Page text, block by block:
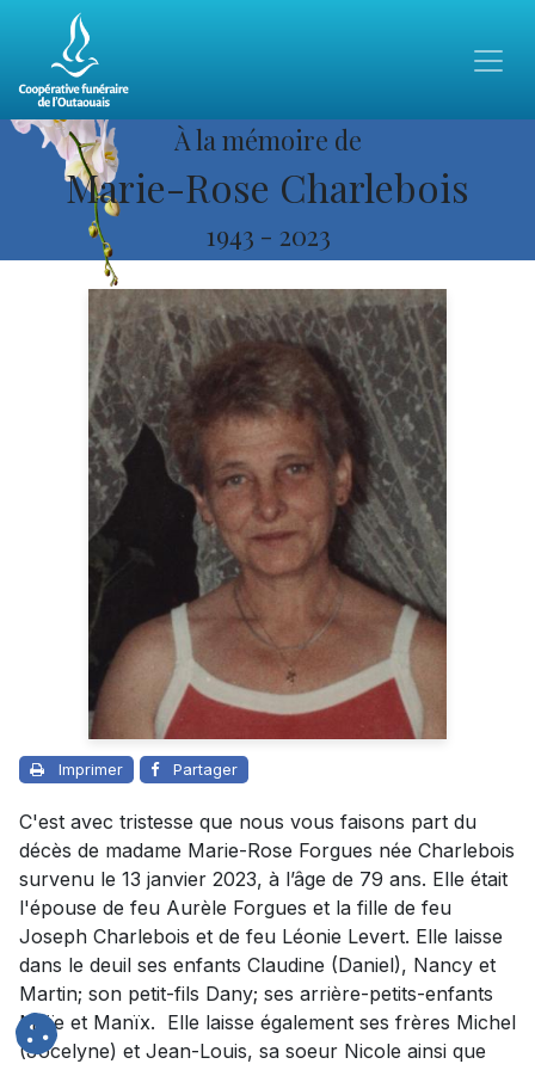
À la mémoire de
Marie-Rose Charlebois
1943 - 2023
Imprimer Partager
C'est avec tristesse que nous vous faisons part du
décès de madame Marie-Rose Forgues née Charlebois
survenu le 13 janvier 2023, à l’âge de 79 ans. Elle était
l'épouse de feu Aurèle Forgues et la fille de feu
Joseph Charlebois et de feu Léonie Levert. Elle laisse
dans le deuil ses enfants Claudine (Daniel), Nancy et
Martin; son petit-fils Dany; ses arrière-petits-enfants
Maïe et Manïx. Elle laisse également ses frères Michel
(Jocelyne) et Jean-Louis, sa soeur Nicole ainsi que